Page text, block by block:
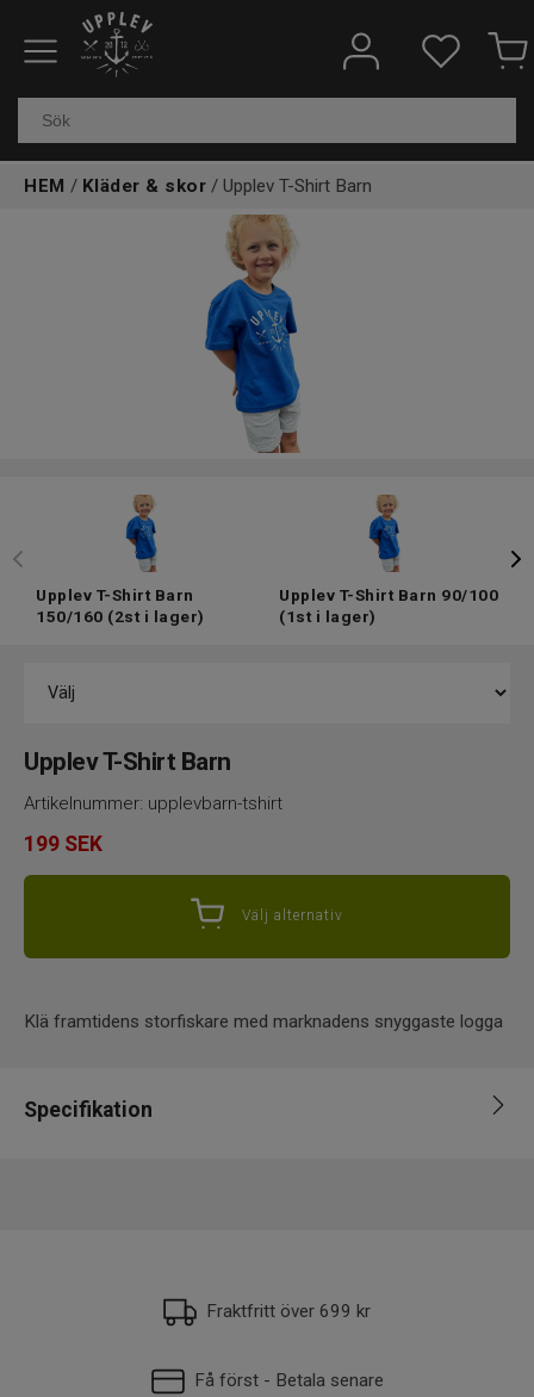
Fiskeredskap
HEM / Kläder & skor / Upplev T-Shirt Barn
Upplev T-Shirt Barn
150/160 (2st i lager)
Upplev T-Shirt Barn 90/100
(1st i lager)
Upplev T-Shirt Barn
Artikelnummer: upplevbarn-tshirt
199 SEK
Välj alternativ
Klä framtidens storfiskare med marknadens snyggaste logga
Specifikation
Fraktfritt över 699 kr
Få först - Betala senare